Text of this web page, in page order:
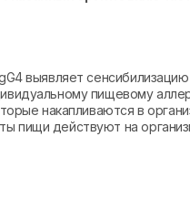
выявляет
пищевому
накапливаются в
пищи действуют на